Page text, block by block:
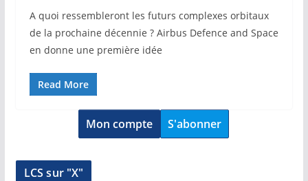
A quoi ressembleront les futurs complexes orbitaux
de la prochaine décennie ? Airbus Defence and Space
en donne une première idée
Read More
Mon compte S'abonner
LCS sur "X"